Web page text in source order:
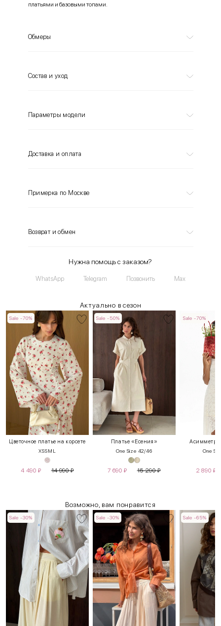
платьями и базовыми топами.
Обмеры
Состав и уход
Параметры модели
Доставка и оплата
Примерка по Москве
Возврат и обмен
Нужна помощь с заказом?
WhatsApp Telegram Позвонить Max
Актуально в сезон
Sale -70%
Цветочное платье на корсете
XSSM L
4 490 ₽ 14 990₽
Sale -50%
Платье «Есения»
One Size 42/46
7 690 ₽ 15 290₽
Sale -70%
One
2 890 ₽
Возможно, вам понравится
Sale -30% Sale -30% Sale -65%